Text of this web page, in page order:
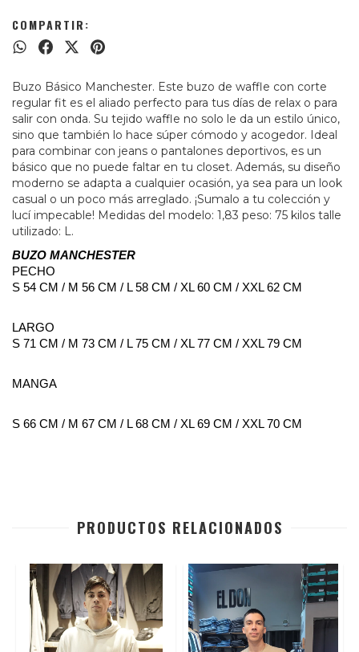
COMPARTIR:
Buzo Básico Manchester. Este buzo de waffle con corte
regular fit es el aliado perfecto para tus días de relax o para
salir con onda. Su tejido waffle no solo le da un estilo único,
sino que también lo hace súper cómodo y acogedor. Ideal
para combinar con jeans o pantalones deportivos, es un
básico que no puede faltar en tu closet. Además, su diseño
moderno se adapta a cualquier ocasión, ya sea para un look
casual o un poco más arreglado. ¡Sumalo a tu colección y
lucí impecable! Medidas del modelo: 1,83 peso: 75 kilos talle
utilizado: L.
BUZO MANCHESTER
PECHO
S 54 CM / M 56 CM / L 58 CM / XL 60 CM / XXL 62 CM
LARGO
S 71 CM / M 73 CM / L 75 CM / XL 77 CM / XXL 79 CM
MANGA
S 66 CM / M 67 CM / L 68 CM / XL 69 CM / XXL 70 CM
PRODUCTOS RELACIONADOS